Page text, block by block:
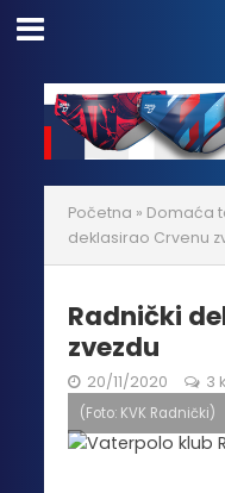
Početna » Domaća
deklasirao Crvenu
Radnički
zvezdu
20/11/2020 3
(Foto: KVK Radnički)